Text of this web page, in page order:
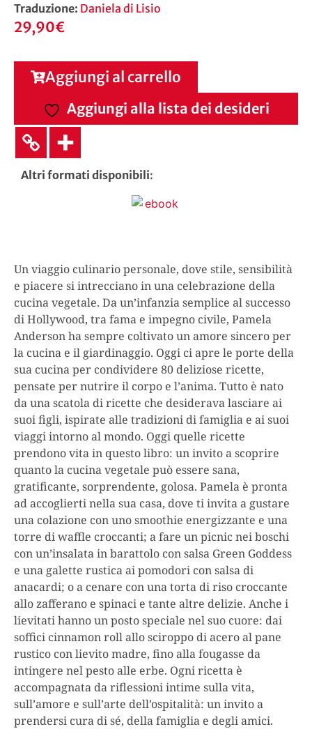
Traduzione: Daniela di Lisio
29,90€
Aggiungi al carrello
Aggiungi alla lista dei desideri
Altri formati disponibili:
Un viaggio culinario personale, dove stile, sensibilità
e piacere si intrecciano in una celebrazione della
cucina vegetale. Da un’infanzia semplice al successo
di Hollywood, tra fama e impegno civile, Pamela
Anderson ha sempre coltivato un amore sincero per
la cucina e il giardinaggio. Oggi ci apre le porte della
sua cucina per condividere 80 deliziose ricette,
pensate per nutrire il corpo e l’anima. Tutto è nato
da una scatola di ricette che desiderava lasciare ai
suoi figli, ispirate alle tradizioni di famiglia e ai suoi
viaggi intorno al mondo. Oggi quelle ricette
prendono vita in questo libro: un invito a scoprire
quanto la cucina vegetale può essere sana,
gratificante, sorprendente, golosa. Pamela è pronta
ad accoglierti nella sua casa, dove ti invita a gustare
una colazione con uno smoothie energizzante e una
torre di waffle croccanti; a fare un picnic nei boschi
con un’insalata in barattolo con salsa Green Goddess
e una galette rustica ai pomodori con salsa di
anacardi; o a cenare con una torta di riso croccante
allo zafferano e spinaci e tante altre delizie. Anche i
lievitati hanno un posto speciale nel suo cuore: dai
soffici cinnamon roll allo sciroppo di acero al pane
rustico con lievito madre, fino alla fougasse da
intingere nel pesto alle erbe. Ogni ricetta è
accompagnata da riflessioni intime sulla vita,
sull’amore e sull’arte dell’ospitalità: un invito a
prendersi cura di sé, della famiglia e degli amici.